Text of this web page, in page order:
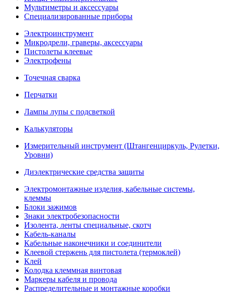
Мультиметры и аксессуары
Специализированные приборы
Электроинструмент
Микродрели, граверы, аксессуары
Пистолеты клеевые
Электрофены
Точечная сварка
Перчатки
Лампы лупы с подсветкой
Калькуляторы
Измерительный инструмент (Штангенциркуль, Рулетки,
Уровни)
Диэлектрические средства защиты
Электромонтажные изделия, кабельные системы,
клеммы
Блоки зажимов
Знаки электробезопасности
Изолента, ленты специальные, скотч
Кабель-каналы
Кабельные наконечники и соединители
Клеевой стержень для пистолета (термоклей)
Клей
Колодка клеммная винтовая
Маркеры кабеля и провода
Распределительные и монтажные коробки